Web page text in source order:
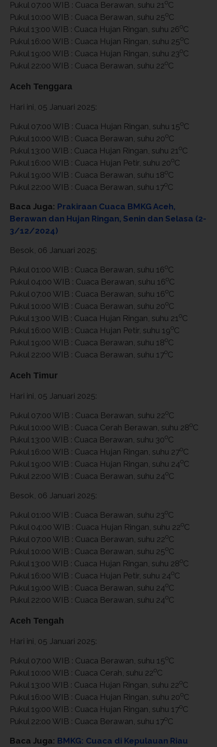
Pukul 07:00 WIB : Cuaca Berawan, suhu 21 oC
Pukul 10:00 WIB : Cuaca Berawan, suhu 25oC
Pukul 13:00 WIB : Cuaca Hujan Ringan, suhu 26oC
Pukul 16:00 WIB : Cuaca Hujan Ringan, suhu 25oC
Pukul 19:00 WIB : Cuaca Hujan Ringan, suhu 23oC
Pukul 22:00 WIB : Cuaca Berawan, suhu 22oC
Aceh Tenggara
Hari ini, 05 Januari 2025:
Pukul 07:00 WIB : Cuaca Hujan Ringan, suhu 15oC
Pukul 10:00 WIB : Cuaca Berawan, suhu 20oC
Pukul 13:00 WIB : Cuaca Hujan Ringan, suhu 21 oC
Pukul 16:00 WIB : Cuaca Hujan Petir, suhu 20oC
Pukul 19:00 WIB : Cuaca Berawan, suhu 18oC
Pukul 22:00 WIB : Cuaca Berawan, suhu 17oC
Baca Juga: Prakiraan Cuaca BMKG Aceh,
Berawan dan Hujan Ringan, Senin dan Selasa (2-
3/12/2024)
Besok, 06 Januari 2025:
Pukul 01:00 WIB : Cuaca Berawan, suhu 16oC
Pukul 04:00 WIB : Cuaca Berawan, suhu 16oC
Pukul 07:00 WIB : Cuaca Berawan, suhu 16oC
Pukul 10:00 WIB : Cuaca Berawan, suhu 20oC
Pukul 13:00 WIB : Cuaca Hujan Ringan, suhu 21 oC
Pukul 16:00 WIB : Cuaca Hujan Petir, suhu 19oC
Pukul 19:00 WIB : Cuaca Berawan, suhu 18oC
Pukul 22:00 WIB : Cuaca Berawan, suhu 17oC
Aceh Timur
Hari ini, 05 Januari 2025:
Pukul 07:00 WIB : Cuaca Berawan, suhu 22oC
Pukul 10:00 WIB : Cuaca Cerah Berawan, suhu 28oC
Pukul 13:00 WIB : Cuaca Berawan, suhu 30oC
Pukul 16:00 WIB : Cuaca Hujan Ringan, suhu 27oC
Pukul 19:00 WIB : Cuaca Hujan Ringan, suhu 24oC
Pukul 22:00 WIB : Cuaca Berawan, suhu 24oC
Besok, 06 Januari 2025:
Pukul 01:00 WIB : Cuaca Berawan, suhu 23oC
Pukul 04:00 WIB : Cuaca Hujan Ringan, suhu 22oC
Pukul 07:00 WIB : Cuaca Berawan, suhu 22oC
Pukul 10:00 WIB : Cuaca Berawan, suhu 25oC
Pukul 13:00 WIB : Cuaca Hujan Ringan, suhu 28oC
Pukul 16:00 WIB : Cuaca Hujan Petir, suhu 24oC
Pukul 19:00 WIB : Cuaca Berawan, suhu 24oC
Pukul 22:00 WIB : Cuaca Berawan, suhu 24oC
Aceh Tengah
Hari ini, 05 Januari 2025:
Pukul 07:00 WIB : Cuaca Berawan, suhu 15oC
Pukul 10:00 WIB : Cuaca Cerah, suhu 22oC
Pukul 13:00 WIB : Cuaca Hujan Ringan, suhu 22oC
Pukul 16:00 WIB : Cuaca Hujan Ringan, suhu 20oC
Pukul 19:00 WIB : Cuaca Hujan Ringan, suhu 17oC
Pukul 22:00 WIB : Cuaca Berawan, suhu 17oC
Baca Juga: BMKG: Cuaca di Kepulauan Riau